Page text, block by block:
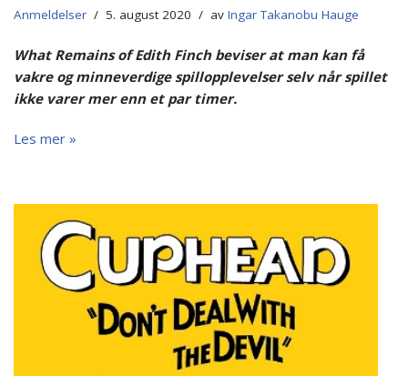
Anmeldelser 5. august 2020 av Ingar Takanobu Hauge
What Remains of Edith Finch beviser at man kan få
vakre og minneverdige spillopplevelser selv når spillet
ikke varer mer enn et par timer.
Les mer »